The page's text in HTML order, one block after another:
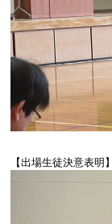
【出場生徒決意表明】